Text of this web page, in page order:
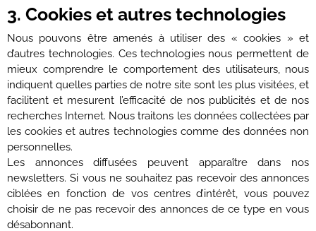
3. Cookies et autres technologies
Nous pouvons être amenés à utiliser des « cookies » et
d’autres technologies. Ces technologies nous permettent de
mieux comprendre le comportement des utilisateurs, nous
indiquent quelles parties de notre site sont les plus visitées, et
facilitent et mesurent l’efficacité de nos publicités et de nos
recherches Internet. Nous traitons les données collectées par
les cookies et autres technologies comme des données non
personnelles.
Les annonces diffusées peuvent apparaître dans nos
newsletters. Si vous ne souhaitez pas recevoir des annonces
ciblées en fonction de vos centres d’intérêt, vous pouvez
choisir de ne pas recevoir des annonces de ce type en vous
désabonnant.